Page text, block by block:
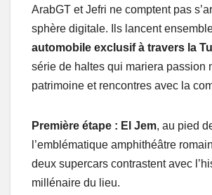
ArabGT et Jefri ne comptent pas
sphère digitale. Ils lancent
automobile exclusif à travers la
série de haltes qui mariera passion
patrimoine et rencontres avec la
Première étape : El Jem, au pied
l’emblématique amphithéâtre
deux supercars contrastent avec
millénaire du lieu.